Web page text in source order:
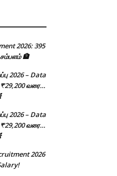
2026: 395
🏦
2026 – Data
வரை…
2026 – Data
வரை…
2026